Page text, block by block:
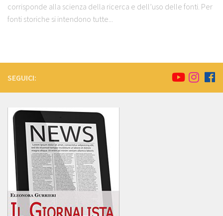
corrisponde alla scienza della ricerca e dell’uso delle fonti. Per
fonti storiche si intendono tutte...
SEGUICI: